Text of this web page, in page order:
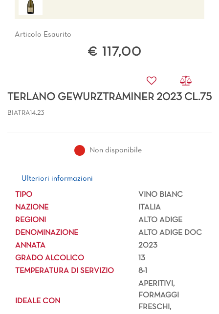
Articolo Esaurito
€ 117,00
TERLANO GEWURZTRAMINER 2023 CL.75
BIATRA14.23
Non disponibile
Ulteriori informazioni
Ulteriori informazioni
TIPO
VINO BIANC
NAZIONE
ITALIA
REGIONI
ALTO ADIGE
DENOMINAZIONE
ALTO ADIGE DOC
ANNATA
2023
GRADO ALCOLICO
13
TEMPERATURA DI SERVIZIO
8-1
IDEALE CON
APERITIVI,
FORMAGGI
FRESCHI,